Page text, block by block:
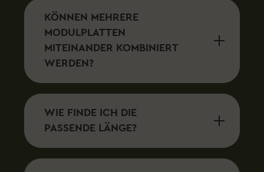
Warum die SpacePlate Modulplatte von Rolling Space?
Qualität: Hochwertige Materialien und erstklassige
Verarbeitung. Sicherheit: Rutschfeste Oberfläche für
deine Sicherheit und maximale Ladungssicherung.
Flexibilität: Passend für das Dachträgersystem
Wetter- und korrosionsbeständig durch umfangreiche
Tests. Erlebe mit der SpacePlate Modulplatte von
Transportlösungen. Bestelle jetzt die passenden
Modulplatten für dein Dachträgersystem und mache
dein Fahrzeug bereit für jede Herausforderung!
KÖNNEN MEHRERE
MODULPLATTEN
MITEINANDER KOMBINIERT
WERDEN?
WIE FINDE ICH DIE
PASSENDE LÄNGE?